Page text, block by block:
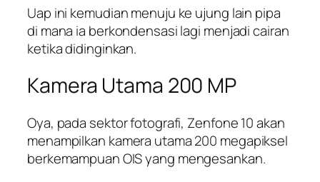
Uap ini kemudian menuju ke ujung lain pipa
di mana ia berkondensasi lagi menjadi cairan
ketika didinginkan.
Kamera Utama 200 MP
Oya, pada sektor fotografi, Zenfone 10 akan
menampilkan kamera utama 200 megapiksel
berkemampuan OIS yang mengesankan.